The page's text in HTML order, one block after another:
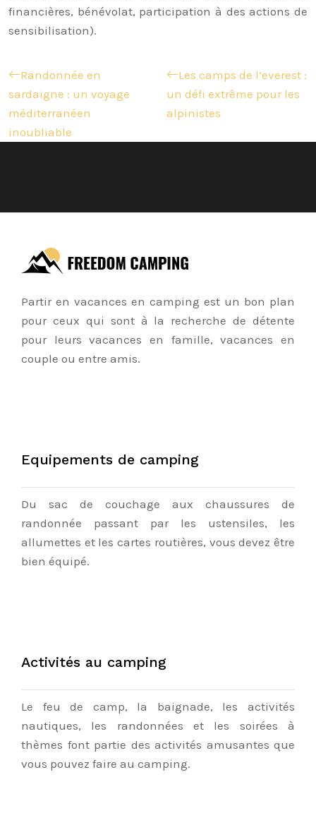
financières, bénévolat, participation à des actions de
sensibilisation).
Randonnée en
sardaigne : un voyage
méditerranéen
inoubliable
Les camps de l’everest :
un défi extrême pour les
alpinistes
Partir en vacances en camping est un bon plan
pour ceux qui sont à la recherche de détente
pour leurs vacances en famille, vacances en
couple ou entre amis.
Equipements de camping
Du sac de couchage aux chaussures de
randonnée passant par les ustensiles, les
allumettes et les cartes routières, vous devez être
bien équipé.
Activités au camping
Le feu de camp, la baignade, les activités
nautiques, les randonnées et les soirées à
thèmes font partie des activités amusantes que
vous pouvez faire au camping.